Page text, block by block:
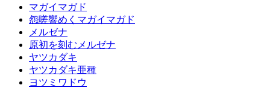
マガイマガド
怨嗟響めくマガイマガド
メルゼナ
原初を刻むメルゼナ
ヤツカダキ
ヤツカダキ亜種
ヨツミワドウ